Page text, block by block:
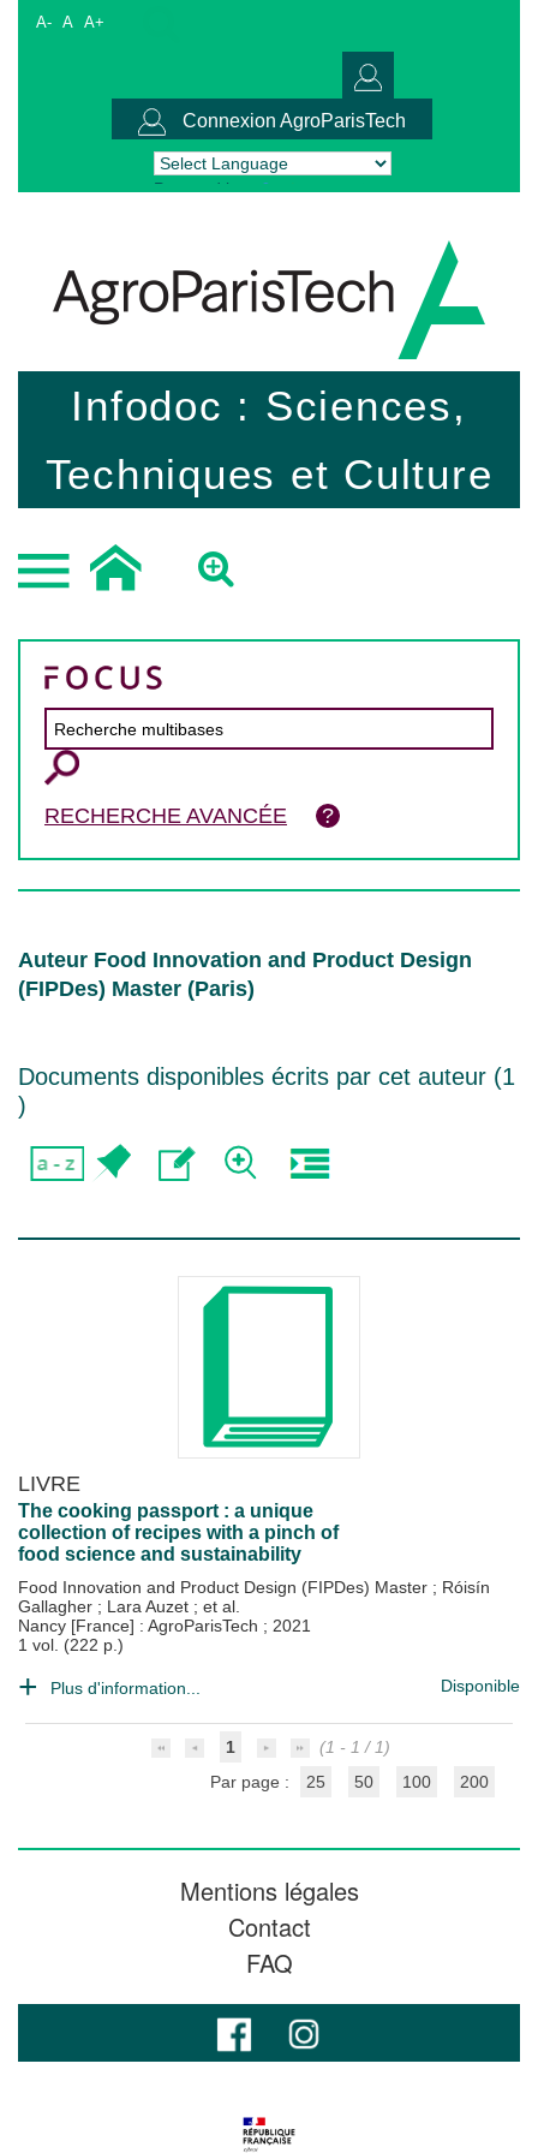
A- A A+
Connexion AgroParisTech
Powered by Translate
Infodoc : Sciences,
Techniques et Culture
RECHERCHE AVANCÉE
Auteur Food Innovation and Product Design
(FIPDes) Master (Paris)
Documents disponibles écrits par cet auteur (1
)
LIVRE
The cooking passport : a unique
collection of recipes with a pinch of
food science and sustainability
Food Innovation and Product Design (FIPDes) Master ; Róisín
Gallagher ; Lara Auzet ; et al.
Nancy [France] : AgroParisTech ; 2021
1 vol. (222 p.)
Plus d'information... Disponible
1
(1 - 1 / 1)
Par page :
25 50 100 200
Mentions légales
Contact
FAQ